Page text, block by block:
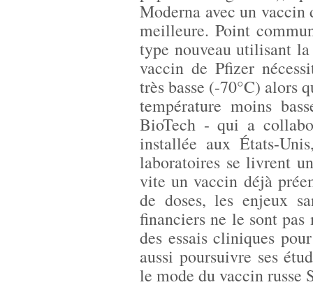
Moderna avec un vaccin
meilleure. Point
type nouveau utilisant
vaccin de Pfizer
très basse (-70°C) alors
température moins
BioTech - qui a
installée aux États-
laboratoires se livrent
vite un vaccin déjà
de doses, les enjeux
financiers ne le sont pas
des essais cliniques
aussi poursuivre ses
le mode du vaccin russe